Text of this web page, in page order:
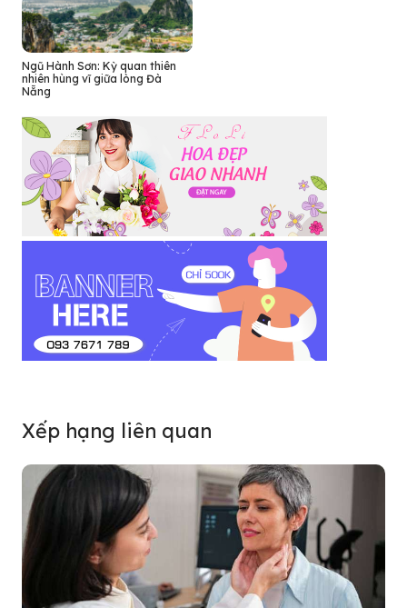
Ngũ Hành Sơn: Kỳ quan thiên
nhiên hùng vĩ giữa lòng Đà
Nẵng
Xếp hạng liên quan